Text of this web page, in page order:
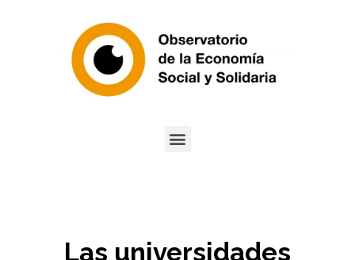
Las universidades